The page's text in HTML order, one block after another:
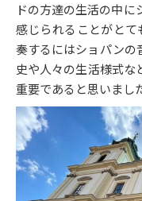
ドの方達の生活の中
感じられることがと
奏するにはショパンの
史や人々の生活様式な
重要であると思いまし